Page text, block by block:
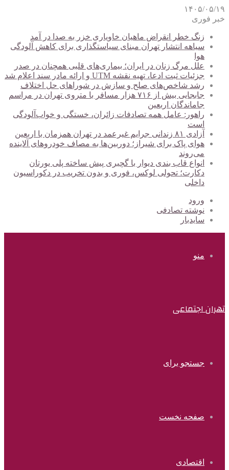
۱۴۰۵/۰۵/۱۹
خبر فوری
زنگ خطر انقراض ماهیان خاویاری خزر به صدا در آمد
سیاهه انتشار تهران مبنای سیاستگذاری برای کاهش آلودگی
هوا
علل مرگ زنان در ایران؛ بیماری‌های قلبی همچنان در صدر
جزئیات ثبت ادعا، تهیه نقشه UTM و ارائه مادر سند اعلام شد
رشد شاخص‌های صلح و سازش در شوراهای حل اختلاف
جابجایی بیش از ۷۱۶ هزار مسافر با متروی تهران در مراسم
جاماندگان اربعین
راهور: عامل همه تصادفات زائران، خستگی و خواب‌آلودگی
است
آزادی ۸۱ زندانی جرایم غیرعمد در تهران همزمان با اربعین
هوای پاک برای شیراز؛ دوربین‌ها به مصاف خودروهای آلاینده
می‌روند
انواع قاب بندی دیوار با گچبری پیش ساخته پلی یورتان
دکارت؛ تحولی لوکس، فوری و بدون تخریب در دکوراسیون
داخلی
ورود
نوشته تصادفی
سایدبار
منو
تهران اجتماعی
جستجو برای
صفحه نخست
اقتصادی